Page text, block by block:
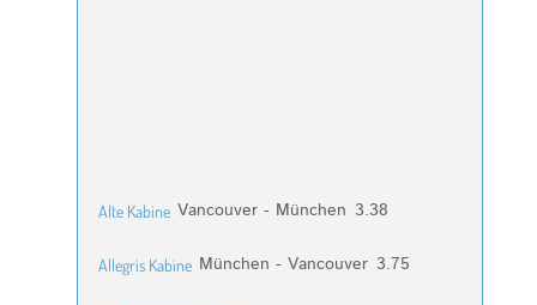
Alte Kabine Vancouver - München 3.38
Allegris Kabine München - Vancouver 3.75